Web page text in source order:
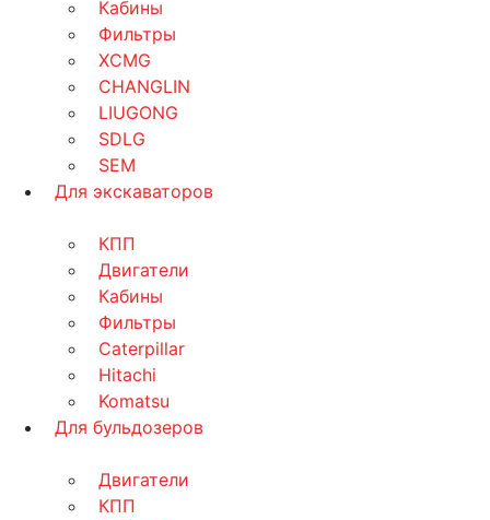
Кабины
Фильтры
XCMG
CHANGLIN
LIUGONG
SDLG
SEM
Для экскаваторов
КПП
Двигатели
Кабины
Фильтры
Caterpillar
Hitachi
Komatsu
Для бульдозеров
Двигатели
КПП